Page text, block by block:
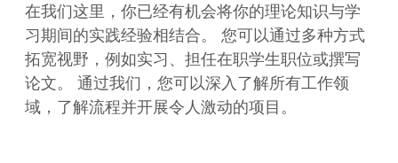
在我们这里，你已经有机会将你的理论知识与学
习期间的实践经验相结合。 您可以通过多种方式
拓宽视野，例如实习、担任在职学生职位或撰写
论文。 通过我们，您可以深入了解所有工作领
域，了解流程并开展令人激动的项目。